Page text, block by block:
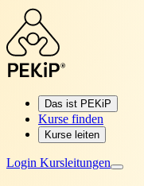
Das ist PEKiP
Kurse finden
Kurse leiten
Login Kursleitungen